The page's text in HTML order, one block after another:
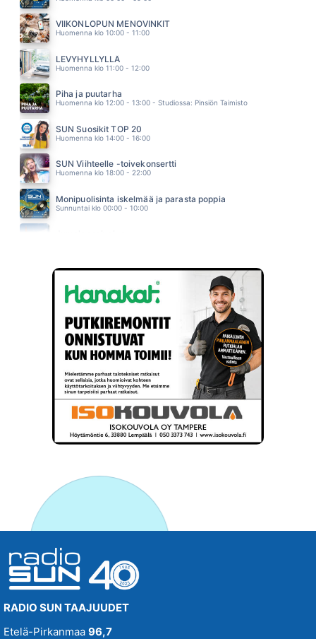
ARTTU WISKARI
13.20
JUICE LESKINEN
13.11
VIIKONLOPUN MENOVINKIT
Huomenna klo 10:00 - 11:00
LEVYHYLLYLLÄ
Huomenna klo 11:00 - 12:00
Piha ja puutarha
Huomenna klo 12:00 - 13:00 - Studiossa: Pinsiön Taimisto
SUN Suosikit TOP 20
Huomenna klo 14:00 - 16:00
SUN Viihteelle -toivekonsertti
Huomenna klo 18:00 - 22:00
Monipuolisinta iskelmää ja parasta poppia
Sunnuntai klo 00:00 - 10:00
RADIO SUN TAAJUUDET
Etelä-Pirkanmaa 96,7